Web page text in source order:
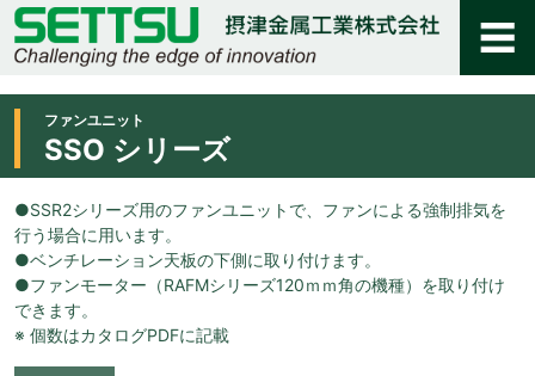
ファンユニット
SSO シリーズ
●SSR2シリーズ用のファンユニットで、ファンによる強制排気を
行う場合に用います。
●ベンチレーション天板の下側に取り付けます。
●ファンモーター（RAFMシリーズ120ｍｍ角の機種）を取り付け
できます。
※ 個数はカタログPDFに記載